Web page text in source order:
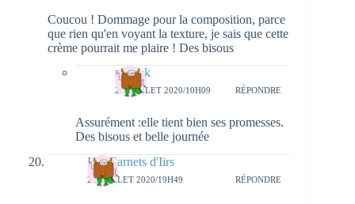
Coucou ! Dommage pour la composition, parce
que rien qu'en voyant la texture, je sais que cette
crème pourrait me plaire ! Des bisous
natieak
27 JUILLET 2020/10H09 RÉPONDRE
Assurément :elle tient bien ses promesses.
Des bisous et belle journée
Les Carnets d'Iirs
26 JUILLET 2020/19H49 RÉPONDRE